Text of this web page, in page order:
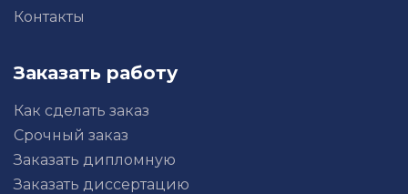
Контакты
Заказать работу
Как сделать заказ
Срочный заказ
Заказать дипломную
Заказать диссертацию